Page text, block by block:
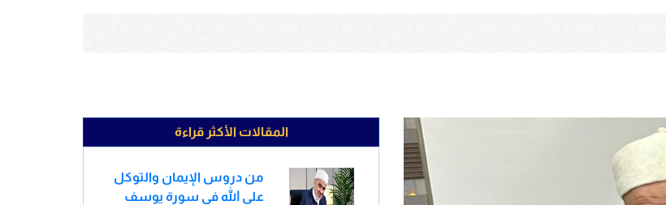
المقالات الأكثر قراءة
من دروس الإيمان والتوكل
على الله في سورة يوسف